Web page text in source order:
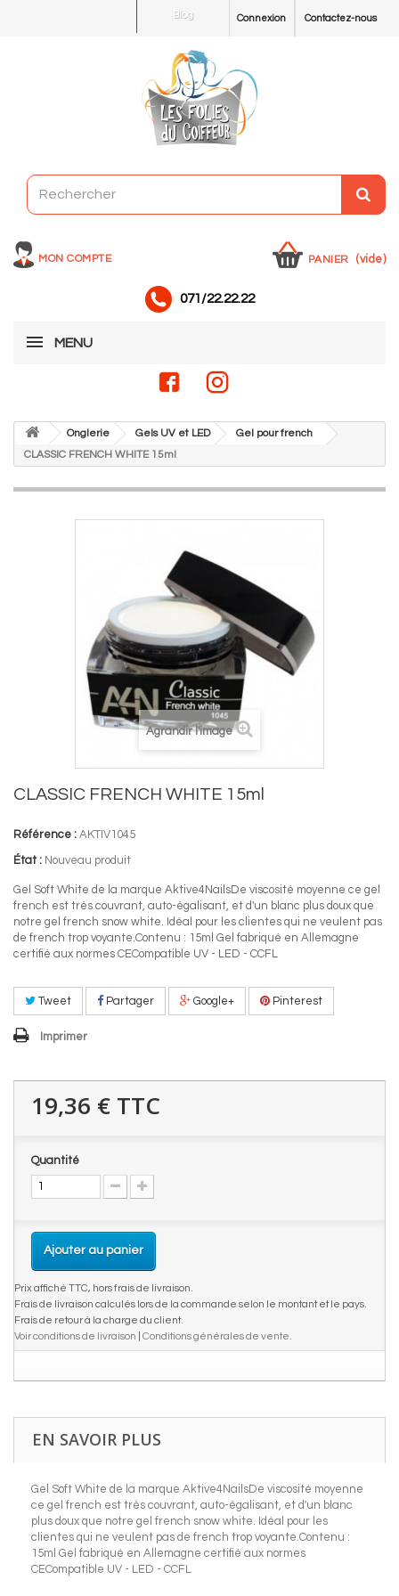
Contactez-nous
Connexion
Blog
MON COMPTE PANIER (vide)
071/22.22.22
MENU
Onglerie Gels UV et LED
Gel pour french
CLASSIC FRENCH WHITE 15ml
Agrandir l'image
CLASSIC FRENCH WHITE 15ml
Référence : AKTIV1045
État : Nouveau produit
Gel Soft White de la marque Aktive4NailsDe viscosité moyenne ce gel
french est très couvrant, auto-égalisant, et d'un blanc plus doux que
notre gel french snow white. Idéal pour les clientes qui ne veulent pas
de french trop voyante.Contenu : 15ml Gel fabriqué en Allemagne
certifié aux normes CECompatible UV - LED - CCFL
Tweet Partager Google+ Pinterest
Imprimer
19,36 € TTC
Quantité
Ajouter au panier
Prix affiché TTC, hors frais de livraison.
Frais de livraison calculés lors de la commande selon le montant et le pays.
Frais de retour à la charge du client.
Voir conditions de livraison
Conditions générales de vente
EN SAVOIR PLUS
Gel Soft White de la marque Aktive4NailsDe viscosité moyenne
ce gel french est très couvrant, auto-égalisant, et d'un blanc
plus doux que notre gel french snow white. Idéal pour les
clientes qui ne veulent pas de french trop voyante.Contenu :
15ml Gel fabriqué en Allemagne certifié aux normes
CECompatible UV - LED - CCFL